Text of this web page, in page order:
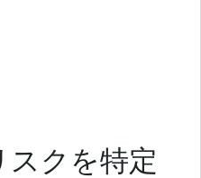
クを特定